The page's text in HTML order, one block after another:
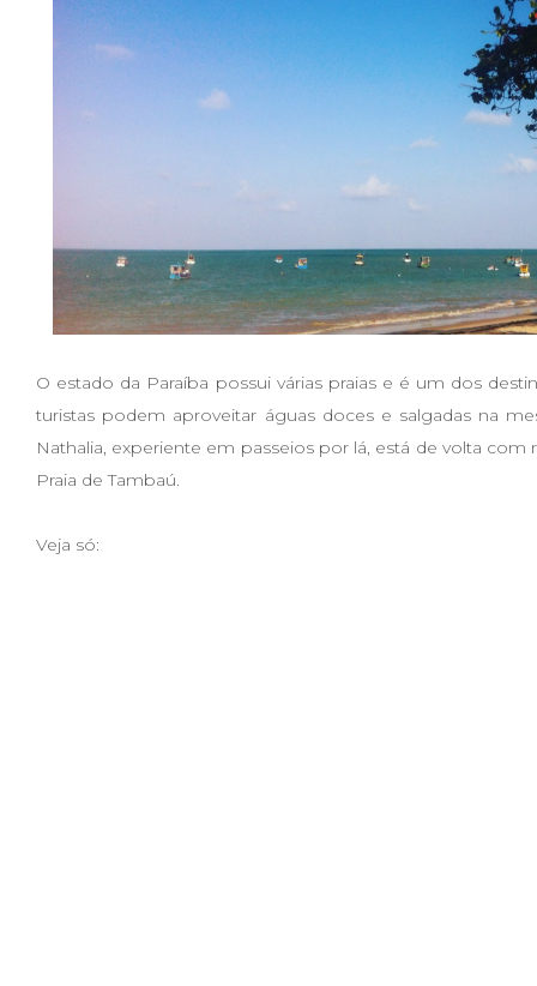
O estado da Paraíba possui várias praias e é um dos
turistas podem aproveitar águas doces e salgadas na
Nathalia, experiente em passeios por lá, está de volta com
Praia de Tambaú.
Veja só: